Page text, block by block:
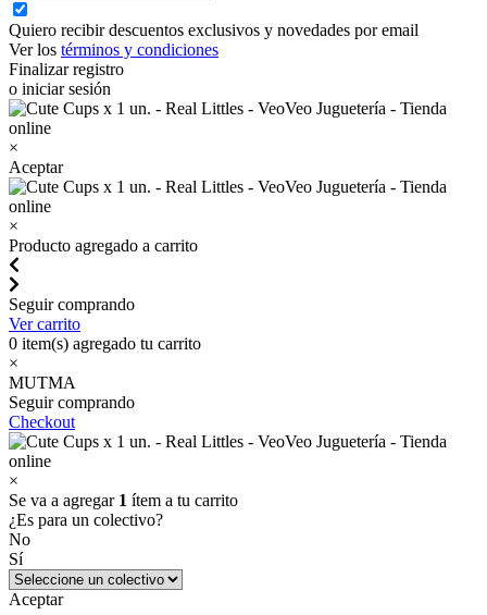
Quiero recibir descuentos exclusivos y novedades por email
Ver los términos y condiciones
Finalizar registro
o iniciar sesión
×
Aceptar
×
Producto agregado a carrito
Seguir comprando
Ver carrito
0 item(s) agregado tu carrito
×
MUTMA
Seguir comprando
Checkout
×
Se va a agregar 1 ítem a tu carrito
¿Es para un colectivo?
No
Sí
Aceptar